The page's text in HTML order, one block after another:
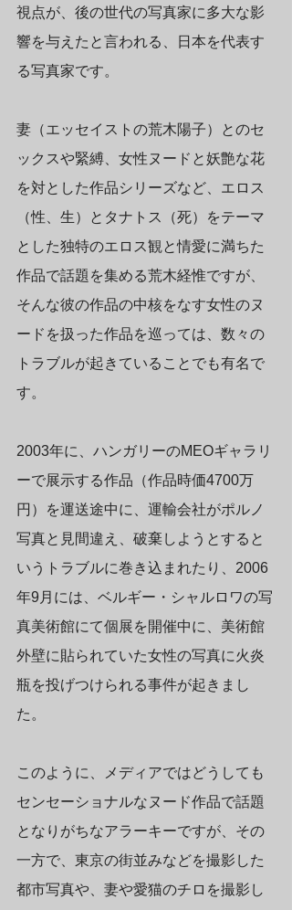
視点が、後の世代の写真家に多大な影
響を与えたと言われる、日本を代表す
る写真家です。
妻（エッセイストの荒木陽子）とのセ
ックスや緊縛、女性ヌードと妖艶な花
を対とした作品シリーズなど、エロス
（性、生）とタナトス（死）をテーマ
とした独特のエロス観と情愛に満ちた
作品で話題を集める荒木経惟ですが、
そんな彼の作品の中核をなす女性のヌ
ードを扱った作品を巡っては、数々の
トラブルが起きていることでも有名で
す。
2003年に、ハンガリーのMEOギャラリ
ーで展示する作品（作品時価4700万
円）を運送途中に、運輸会社がポルノ
写真と見間違え、破棄しようとすると
いうトラブルに巻き込まれたり、2006
年9月には、ベルギー・シャルロワの写
真美術館にて個展を開催中に、美術館
外壁に貼られていた女性の写真に火炎
瓶を投げつけられる事件が起きまし
た。
このように、メディアではどうしても
センセーショナルなヌード作品で話題
となりがちなアラーキーですが、その
一方で、東京の街並みなどを撮影した
都市写真や、妻や愛猫のチロを撮影し